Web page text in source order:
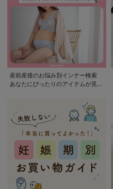
産前産後のお悩み別インナー検索
あなたにぴったりのアイテムが見つ